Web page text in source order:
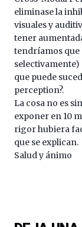
eliminase la
visuales y
tener
tendríamos que
selectivamente)
que puede
perception?.
La cosa no es
exponer en 10
rigor hubiera
que se explican.
Salud y ánimo